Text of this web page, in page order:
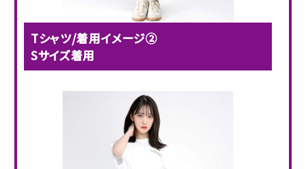
Tシャツ/着用イメージ②
Sサイズ着用